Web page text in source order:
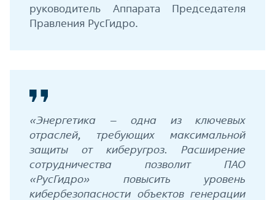
руководитель Аппарата Председателя
Правления РусГидро.
«Энергетика – одна из ключевых
отраслей, требующих максимальной
защиты от киберугроз. Расширение
сотрудничества позволит ПАО
«РусГидро» повысить уровень
кибербезопасности объектов генерации